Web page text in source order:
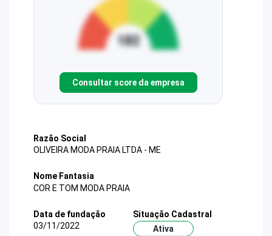
Consultar score da empresa
Razão Social
OLIVEIRA MODA PRAIA LTDA - ME
Nome Fantasia
COR E TOM MODA PRAIA
Data de fundação
03/11/2022
Situação Cadastral
Ativa